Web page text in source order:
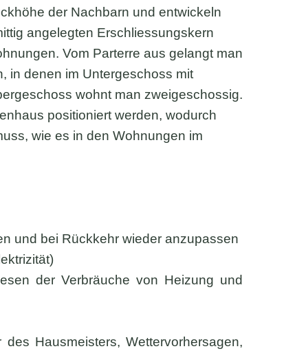
der Nachbarn und entwickeln
angelegten Erschliessungskern
Vom Parterre aus gelangt man
in denen im Untergeschoss mit
wohnt man zweigeschossig.
positioniert werden, wodurch
wie es in den Wohnungen im
und bei Rückkehr wieder anzupassen
der Verbräuche von Heizung und
Hausmeisters, Wettervorhersagen,